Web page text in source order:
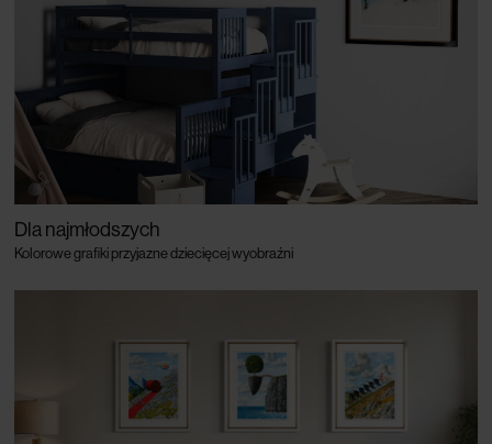
Dla najmłodszych
Kolorowe grafiki przyjazne dziecięcej wyobraźni